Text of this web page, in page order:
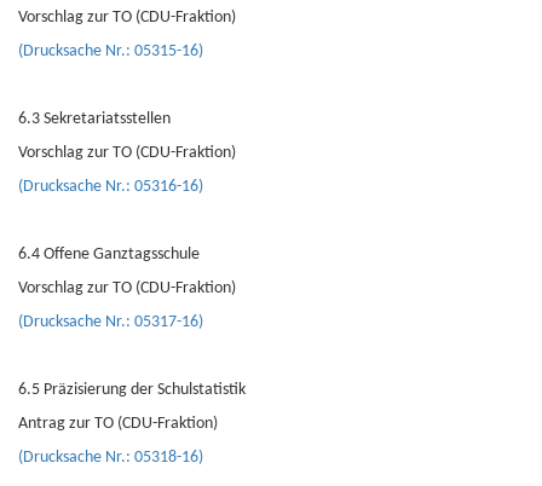
Vorschlag zur TO (CDU-Fraktion)
(Drucksache Nr.: 05315-16)
6.3 Sekretariatsstellen
Vorschlag zur TO (CDU-Fraktion)
(Drucksache Nr.: 05316-16)
6.4 Offene Ganztagsschule
Vorschlag zur TO (CDU-Fraktion)
(Drucksache Nr.: 05317-16)
6.5 Präzisierung der Schulstatistik
Antrag zur TO (CDU-Fraktion)
(Drucksache Nr.: 05318-16)